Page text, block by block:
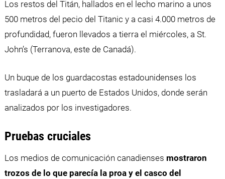
Los restos del Titán, hallados en el lecho marino a unos
500 metros del pecio del Titanic y a casi 4.000 metros de
profundidad, fueron llevados a tierra el miércoles, a St.
John’s (Terranova, este de Canadá).
Un buque de los guardacostas estadounidenses los
trasladará a un puerto de Estados Unidos, donde serán
analizados por los investigadores.
Pruebas cruciales
Los medios de comunicación canadienses mostraron
trozos de lo que parecía la proa y el casco del